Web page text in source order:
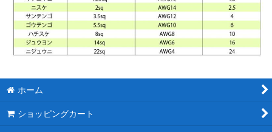
ホーム
ショッピングカート